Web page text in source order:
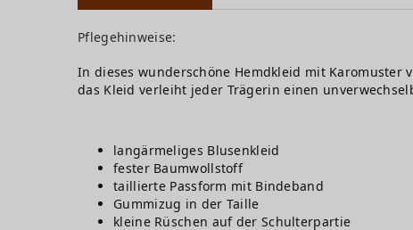
Pflegehinweise:
In dieses wunderschöne Hemdkleid mit
das Kleid verleiht jeder Trägerin einen
langärmeliges Blusenkleid
fester Baumwollstoff
taillierte Passform mit Bindeband
Gummizug in der Taille
kleine Rüschen auf der Schulterpartie